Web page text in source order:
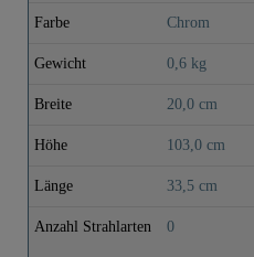
Farbe Chrom
Gewicht 0,6 kg
Breite 20,0 cm
Höhe 103,0 cm
Länge 33,5 cm
Anzahl Strahlarten 0